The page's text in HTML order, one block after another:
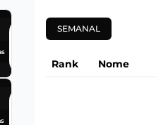
SEMANAL
Rank Nome